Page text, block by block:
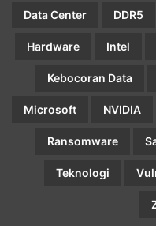
Data Center DDR5
Hardware Intel
Kebocoran Data
Microsoft NVIDIA
Ransomware
Teknologi